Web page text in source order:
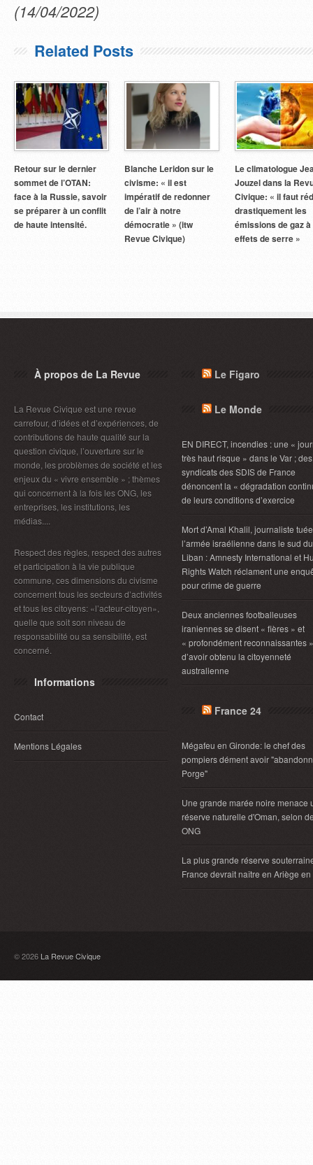
(14/04/2022)
Related Posts
Retour sur le dernier
sommet de l’OTAN:
face à la Russie, savoir
se préparer à un conflit
de haute intensité.
Blanche Leridon sur le
civisme: « il est
impératif de redonner
de l’air à notre
démocratie » (itw
Revue Civique)
Le climatologue
Jouzel dans la
Civique: « il faut
drastiquement les
émissions de gaz à
effets de serre »
À propos de La Revue
La Revue Civique est une revue
carrefour, d’idées et d’expériences, de
contributions de haute qualité sur la
question civique, l’ouverture sur le
monde, les problèmes de société et les
enjeux du « vivre ensemble » ; thèmes
qui concernent à la fois les ONG, les
entreprises, les institutions, les
médias....
Respect des règles, respect des autres
et participation à la vie publique
commune, ces dimensions du civisme
concernent tous les secteurs d’activités
et tous les citoyens: «l’acteur-citoyen»,
quelle que soit son niveau de
responsabilité ou sa sensibilité, est
concerné.
Informations
Contact
Mentions Légales
Le Figaro
Le Monde
EN DIRECT, incendies : une «
très haut risque » dans le Var ; des
syndicats des SDIS de France
dénoncent la « dégradation
de leurs conditions d’exercice
Mort d’Amal Khalil, journaliste
l’armée israélienne dans le sud du
Liban : Amnesty International et
Rights Watch réclament une
pour crime de guerre
Deux anciennes footballeuses
iraniennes se disent « fières » et
« profondément reconnaissantes »
d’avoir obtenu la citoyenneté
australienne
France 24
Mégafeu en Gironde: le chef des
pompiers dément avoir
Porge"
Une grande marée noire menace
réserve naturelle d'Oman, selon
ONG
La plus grande réserve
France devrait naître en Ariège
© 2026 La Revue Civique